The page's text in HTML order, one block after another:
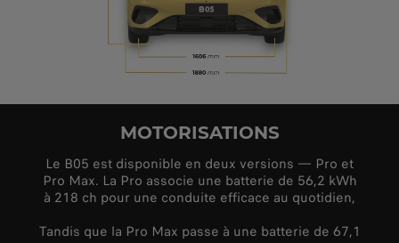
MOTORISATIONS
Le B05 est disponible en deux versions — Pro et
Pro Max. La Pro associe une batterie de 56,2 kWh
à 218 ch pour une conduite efficace au quotidien,
Tandis que la Pro Max passe à une batterie de 67,1